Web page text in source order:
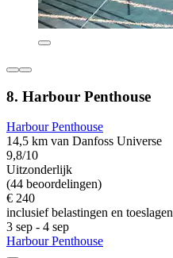
8. Harbour Penthouse
Harbour Penthouse
14,5 km van Danfoss Universe
9,8/10
Uitzonderlijk
(44 beoordelingen)
€ 240
inclusief belastingen en toeslagen
3 sep - 4 sep
Harbour Penthouse